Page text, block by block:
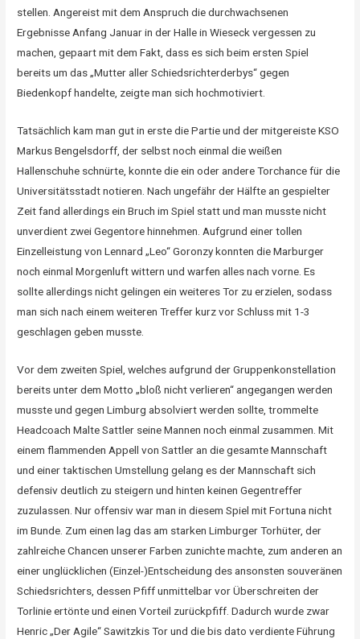
stellen. Angereist mit dem Anspruch die durchwachsenen
Ergebnisse Anfang Januar in der Halle in Wieseck vergessen zu
machen, gepaart mit dem Fakt, dass es sich beim ersten Spiel
bereits um das „Mutter aller Schiedsrichterderbys“ gegen
Biedenkopf handelte, zeigte man sich hochmotiviert.
Tatsächlich kam man gut in erste die Partie und der mitgereiste KSO
Markus Bengelsdorff, der selbst noch einmal die weißen
Hallenschuhe schnürte, konnte die ein oder andere Torchance für die
Universitätsstadt notieren. Nach ungefähr der Hälfte an gespielter
Zeit fand allerdings ein Bruch im Spiel statt und man musste nicht
unverdient zwei Gegentore hinnehmen. Aufgrund einer tollen
Einzelleistung von Lennard „Leo“ Goronzy konnten die Marburger
noch einmal Morgenluft wittern und warfen alles nach vorne. Es
sollte allerdings nicht gelingen ein weiteres Tor zu erzielen, sodass
man sich nach einem weiteren Treffer kurz vor Schluss mit 1-3
geschlagen geben musste.
Vor dem zweiten Spiel, welches aufgrund der Gruppenkonstellation
bereits unter dem Motto „bloß nicht verlieren“ angegangen werden
musste und gegen Limburg absolviert werden sollte, trommelte
Headcoach Malte Sattler seine Mannen noch einmal zusammen. Mit
einem flammenden Appell von Sattler an die gesamte Mannschaft
und einer taktischen Umstellung gelang es der Mannschaft sich
defensiv deutlich zu steigern und hinten keinen Gegentreffer
zuzulassen. Nur offensiv war man in diesem Spiel mit Fortuna nicht
im Bunde. Zum einen lag das am starken Limburger Torhüter, der
zahlreiche Chancen unserer Farben zunichte machte, zum anderen an
einer unglücklichen (Einzel-)Entscheidung des ansonsten souveränen
Schiedsrichters, dessen Pfiff unmittelbar vor Überschreiten der
Torlinie ertönte und einen Vorteil zurückpfiff. Dadurch wurde zwar
Henric „Der Agile“ Sawitzkis Tor und die bis dato verdiente Führung